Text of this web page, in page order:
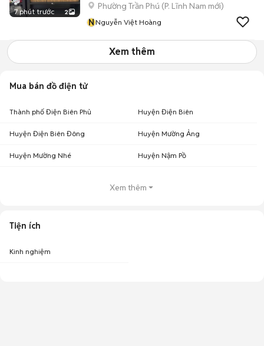
7 phút trước 2
Phường Trần Phú (P. Lĩnh Nam mới)
NNguyễn Việt Hoàng
Xem thêm
Mua bán đồ điện tử
Thành phố Điện Biên Phủ Huyện Điện Biên
Huyện Điện Biên Đông Huyện Mường Ảng
Huyện Mường Nhé Huyện Nậm Pồ
Xem thêm
Tiện ích
Kinh nghiệm